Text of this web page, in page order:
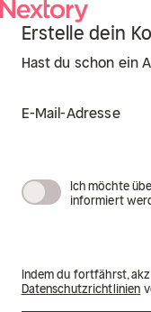
Erstelle dein
Hast du schon ein
E-Mail-Adresse
Ich möchte
informiert
Indem du fortfährst,
Datenschutzrichtlinien